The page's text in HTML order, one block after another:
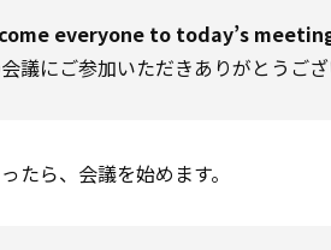
everyone to today’s
議にご参加いただきありがとうござ
たら、会議を始めます。